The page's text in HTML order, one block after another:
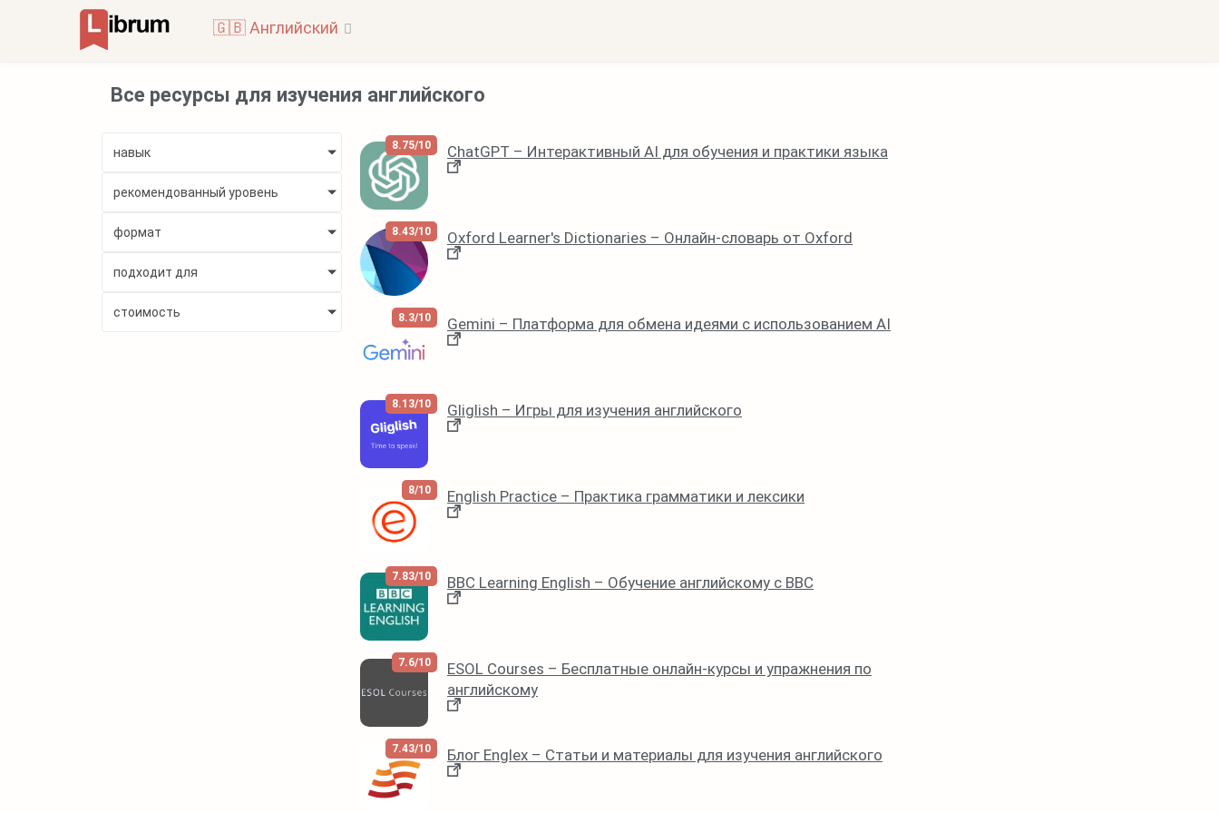
🇬🇧 Английский
Все ресурсы для изучения английского
навык
рекомендованный уровень
формат
подходит для
стоимость
8.75/10 ChatGPT – Интерактивный AI для обучения и практики языка
8.43/10 Oxford Learner's Dictionaries – Онлайн-словарь от Oxford
8.3/10 Gemini – Платформа для обмена идеями с использованием AI
8.13/10 Gliglish – Игры для изучения английского
8/10 English Practice – Практика грамматики и лексики
7.83/10 BBC Learning English – Обучение английскому с BBC
7.6/10
ESOL Courses – Бесплатные онлайн-курсы и упражнения по
английскому
7.43/10 Блог Englex – Статьи и материалы для изучения английского